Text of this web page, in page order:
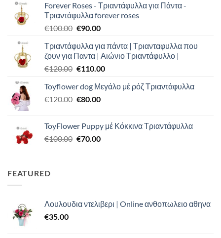
Forever Roses - Τριαντάφυλλα για Πάντα -
Τριαντάφυλλα forever roses
€100.00 Original
was:
€100.00.
€90.00Η
τιμή
είναι:
€90.00.
Τριαντάφυλλα για πάντα | Τριανταφυλλα που
ζουν για Παντα | Αιώνιο Τριαντάφυλλο |
€120.00 Original
was:
€120.00.
€110.00Η
τιμή
Toyflower dog Μεγάλο μέ ρόζ Τριαντάφυλλα
€120.00 Original
€120.00.
€80.00Η
είναι:
€80.00.
ToyFlower Puppy μέ Κόκκινα Τριαντάφυλλα
€100.00 Original
€70.00Η
FEATURED
Λουλουδια ντελιβερι | Online ανθοπωλειο αθηνα
€35.00